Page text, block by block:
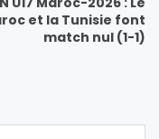
et la Tunisie font
match nul (1-1)